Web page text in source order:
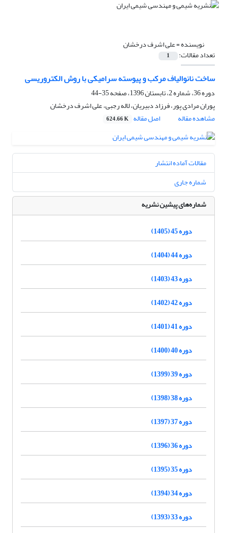
نویسنده =علی اشرف درخشان
تعداد مقالات: 1
ساخت نانوالیاف مرکب و پیوسته سرامیکی با روش الکتروریسی
دوره 36، شماره 2، تابستان 1396، صفحه
35-44
پوران مرادی پور، فرزاد دبیریان، لاله رجبی، علی اشرف درخشان
مشاهده مقاله
اصل مقاله 624.66 K
مقالات آماده انتشار
شماره جاری
شماره‌های پیشین نشریه
دوره 45 (1405)
دوره 44 (1404)
دوره 43 (1403)
دوره 42 (1402)
دوره 41 (1401)
دوره 40 (1400)
دوره 39 (1399)
دوره 38 (1398)
دوره 37 (1397)
دوره 36 (1396)
دوره 35 (1395)
دوره 34 (1394)
دوره 33 (1393)